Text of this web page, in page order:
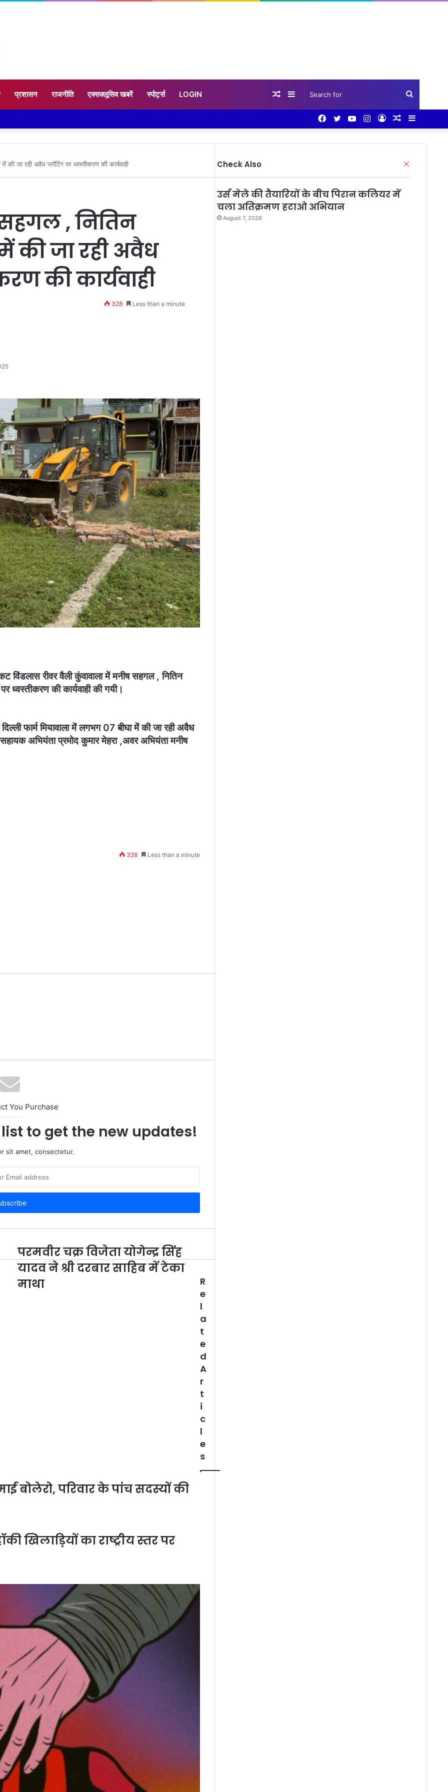
प्रशासन राजनीति एक्सक्लूसिव खबरें स्पोर्ट्स LOGIN Search
for
Sidebar
Random
Sidebar
Random
Log
Instagram
YouTube
Twitter
Facebook
जा रही अवैध प्लॉटिंग पर ध्वस्तीकरण की कार्यवाही
, नितिन
की जा रही अवैध
की कार्यवाही
328 Less than a minute
विंडलास रीवर वैली कुंवावाला में मनीष सहगल , नितिन
ध्वस्तीकरण की कार्यवाही की गयी।
फार्म मियावाला में लगभग 07 बीघा में की जा रही अवैध
सहायक अभियंता प्रमोद कुमार मेहरा ,अवर अभियंता मनीष
328 Less than a minute
You Purchase
to get the new updates!
sit amet, consectetur.
परमवीर चक्र विजेता योगेन्द्र सिंह
यादव ने श्री दरबार साहिब में टेका
माथा
R
e
l
a
t
e
d
A
r
t
i
c
l
e
s
बोलेरो, परिवार के पांच सदस्यों की
खिलाड़ियों का राष्ट्रीय स्तर पर
Check Also
उर्स मेले की तैयारियों के बीच पिरान कलियर में
चला अतिक्रमण हटाओ अभियान
August 7, 2026